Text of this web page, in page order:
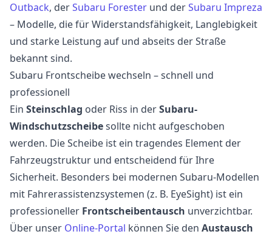
Outback, derSubaru Forester und derSubaru Impreza
– Modelle, die für Widerstandsfähigkeit, Langlebigkeit
und starke Leistung auf und abseits der Straße
bekannt sind.
Subaru Frontscheibe wechseln – schnell und
professionell
Ein Steinschlag oder Riss in derSubaru-
Windschutzscheibesollte nicht aufgeschoben
werden. Die Scheibe ist ein tragendes Element der
Fahrzeugstruktur und entscheidend für Ihre
Sicherheit. Besonders bei modernen Subaru-Modellen
mit Fahrerassistenzsystemen (z. B. EyeSight) ist ein
professioneller Frontscheibentausch unverzichtbar.
Über unser Online-Portal können Sie den Austausch